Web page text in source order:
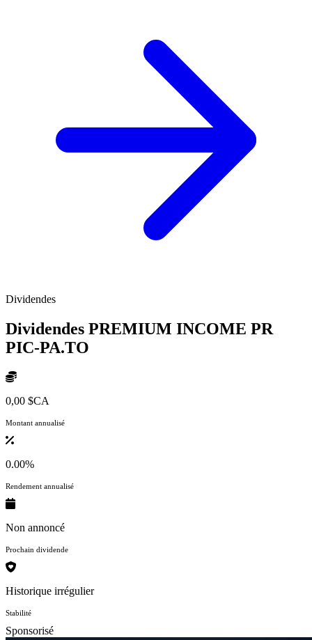
Dividendes
Dividendes PREMIUM INCOME PR
PIC-PA.TO
0,00 $CA
Montant annualisé
0.00%
Rendement annualisé
Non annoncé
Prochain dividende
Historique irrégulier
Stabilité
Sponsorisé